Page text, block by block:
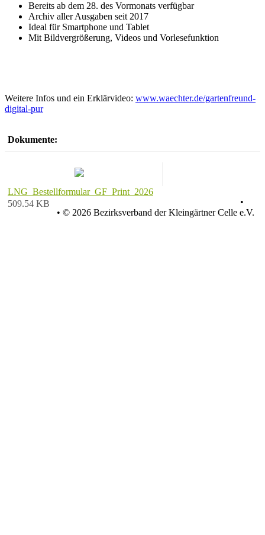
Bereits ab dem 28. des Vormonats verfügbar
Archiv aller Ausgaben seit 2017
Ideal für Smartphone und Tablet
Mit Bildvergrößerung, Videos und Vorlesefunktion
Weitere Infos und ein Erklärvideo: www.waechter.de/gartenfreund-
digital-pur
Dokumente:
LNG_Bestellformular_GF_Print_2026
509.54 KB
•
• © 2026 Bezirksverband der Kleingärtner Celle e.V.